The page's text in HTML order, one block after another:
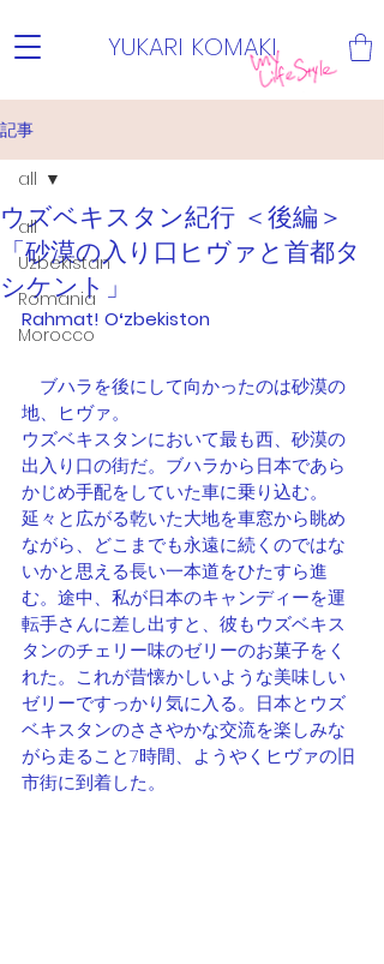
YUKARI KOMAKI
記事
all
Uzbekistan
Romania
Morocco
all
ウズベキスタン紀行 ＜後編＞
「砂漠の入り口ヒヴァと首都タ
シケント」
Rahmat! Oʻzbekiston
ブハラを後にして向かったのは砂漠の
地、ヒヴァ。
ウズベキスタンにおいて最も西、砂漠の
出入り口の街だ。ブハラから日本であら
かじめ手配をしていた車に乗り込む。
延々と広がる乾いた大地を車窓から眺め
ながら、どこまでも永遠に続くのではな
いかと思える長い一本道をひたすら進
む。途中、私が日本のキャンディーを運
転手さんに差し出すと、彼もウズベキス
タンのチェリー味のゼリーのお菓子をく
れた。これが昔懐かしいような美味しい
ゼリーですっかり気に入る。日本とウズ
ベキスタンのささやかな交流を楽しみな
がら走ること7時間、ようやくヒヴァの旧
市街に到着した。